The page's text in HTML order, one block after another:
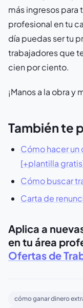
más ingresos para
profesional en tu
día puedas ser tu
trabajadores que
cien por ciento.
¡Manos a la obra y
También te
Cómo hacer un
[+plantilla
Cómo buscar
Carta de
Aplica a
en tu área
Ofertas de
cómo ganar dinero